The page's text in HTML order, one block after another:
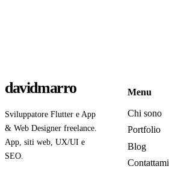
davidmarro
Sviluppatore Flutter e App
& Web Designer freelance.
App, siti web, UX/UI e
SEO.
Menu
Chi sono
Portfolio
Blog
Contattami